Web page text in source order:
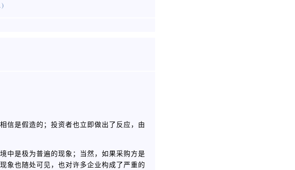
信是假造的；投资者也立即做出了反应，由
中是极为普遍的现象；当然，如果采购方是
象也随处可见，也对许多企业构成了严重的